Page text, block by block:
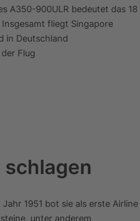
A350-900ULR bedeutet das 18
fliegt Singapore
in Deutschland
Flug
schlagen
1951 bot sie als erste Airline
unter anderem